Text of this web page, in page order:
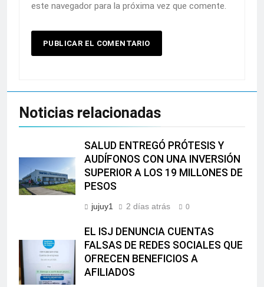
este navegador para la próxima vez que comente.
Noticias relacionadas
SALUD ENTREGÓ PRÓTESIS Y
AUDÍFONOS CON UNA INVERSIÓN
SUPERIOR A LOS 19 MILLONES DE
PESOS
jujuy1 2 días atrás 0
EL ISJ DENUNCIA CUENTAS
FALSAS DE REDES SOCIALES QUE
OFRECEN BENEFICIOS A
AFILIADOS